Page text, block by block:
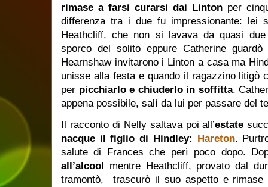
rimase a farsi curarsi dai Linton per
differenza tra i due fu impressionante: lei
Heathcliff, che non si lavava da quasi
sporco del solito eppure Catherine
Hearnshaw invitarono i Linton a casa ma
unisse alla festa e quando il ragazzino litigò
per picchiarlo e chiuderlo in soffitta.
appena possibile, salì da lui per passare del
Il racconto di Nelly saltava poi all’estate
nacque il figlio di Hindley: Hareton.
salute di Frances che perì poco dopo.
all’alcool mentre Heathcliff, provato dal
tramontò, trascurò il suo aspetto e